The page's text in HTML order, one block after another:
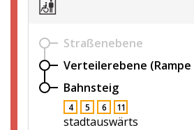
Straßenebene
Verteilerebene
Bahnsteig
4 5 6 11
stadtauswärts